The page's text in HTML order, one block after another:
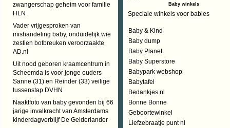
zwangerschap geheim voor familie
HLN
Vader vrijgesproken van
mishandeling baby, onduidelijk wie
zestien botbreuken veroorzaakte
AD.nl
Uit nood geboren kraamcentrum in
Scheemda is voor jonge ouders
Sanne (31) en Reinder (33) veilige
tussenstap DVHN
Naaktfoto van baby gevonden bij 66
jarige invalkracht van Amsterdams
kinderdagverblijf De Gelderlander
Baby winkels
Speciale winkels voor babies
Baby & Kind
Baby dump
Baby Planet
Baby Superstore
Babypark webshop
Babytafel
Bedankjes.nl
Bonne Bonne
Geboortewinkel
Liefzebraatje punt nl